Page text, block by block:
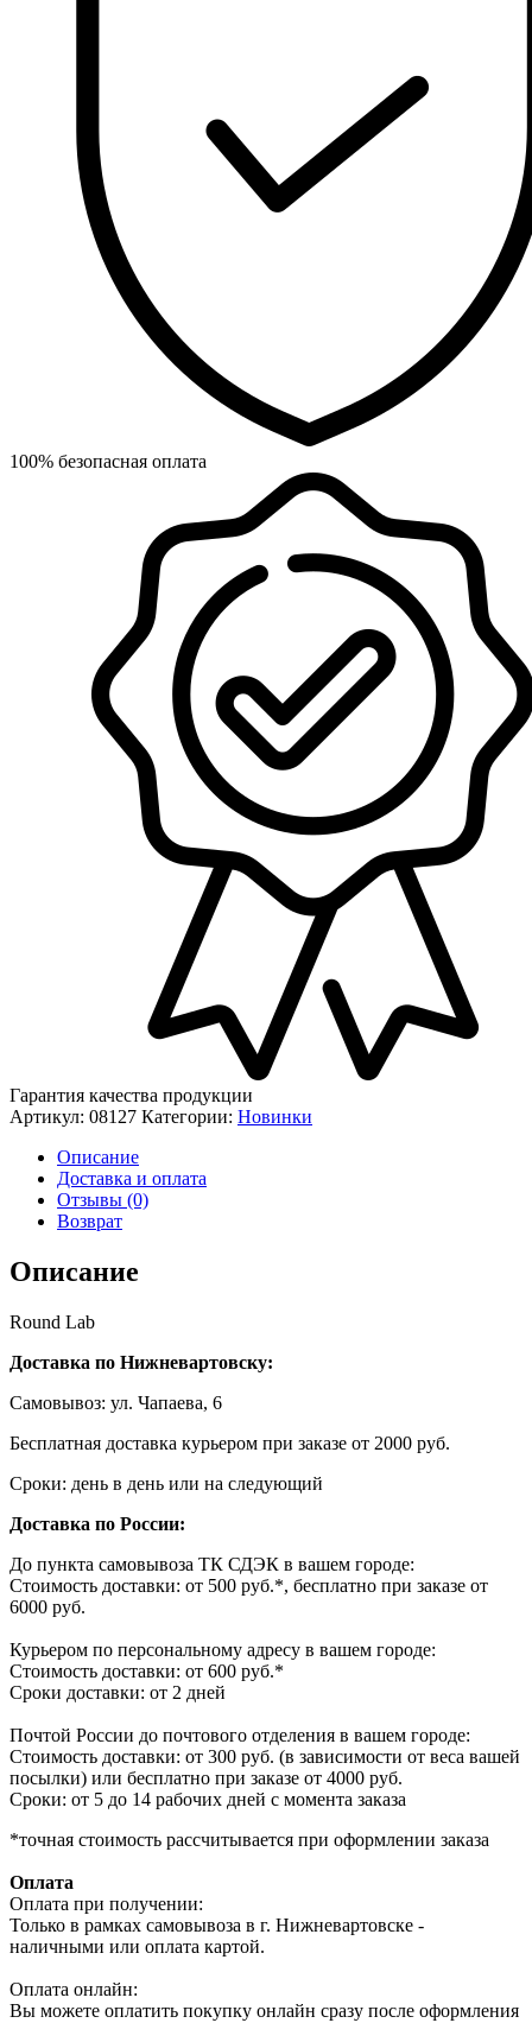
100% безопасная оплата
Гарантия качества продукции
Артикул: 08127 Категории: Новинки
Описание
Доставка и оплата
Отзывы (0)
Возврат
Описание
Round Lab
Доставка по Нижневартовску:
Самовывоз: ул. Чапаева, 6
Бесплатная доставка курьером при заказе от 2000 руб.
Сроки: день в день или на следующий
Доставка по России:
До пункта самовывоза ТК СДЭК в вашем городе:
Стоимость доставки: от 500 руб.*, бесплатно при заказе от
6000 руб.
Курьером по персональному адресу в вашем городе:
Стоимость доставки: от 600 руб.*
Сроки доставки: от 2 дней
Почтой России до почтового отделения в вашем городе:
Стоимость доставки: от 300 руб. (в зависимости от веса вашей
посылки) или бесплатно при заказе от 4000 руб.
Сроки: от 5 до 14 рабочих дней с момента заказа
*точная стоимость рассчитывается при оформлении заказа
Оплата
Оплата при получении:
Только в рамках самовывоза в г. Нижневартовске -
наличными или оплата картой.
Оплата онлайн:
Вы можете оплатить покупку онлайн сразу после оформления